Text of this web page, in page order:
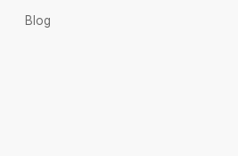
Blog